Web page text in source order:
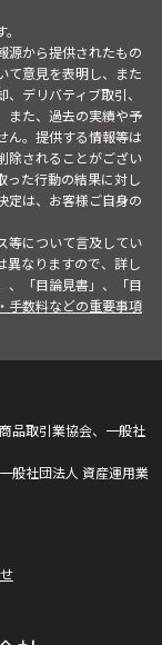
源から提供されたもの
て意見を表明し、また
デリバティブ取引、
また、過去の実績や予
ん。提供する情報等は
除されることがござい
った行動の結果に対し
定は、お客様ご自身の
等について言及してい
異なりますので、詳し
、「目論見書」、「目
手数料などの重要事項
品取引業協会、一般社
般社団法人 資産運用業